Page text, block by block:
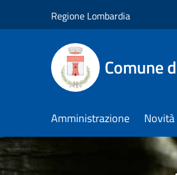
Regione Lombardia
Comune
Amministrazione Novità